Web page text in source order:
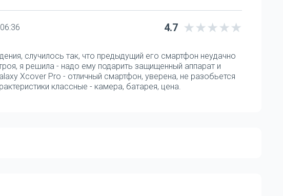
4.7
случилось так, что предыдущий его смартфон неудачно
я решила - надо ему подарить защищенный аппарат и
Xcover Pro - отличный смартфон, уверена, не разобьется
классные - камера, батарея, цена.